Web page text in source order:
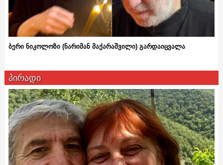
ბერი ნიკოლოზი (ნარიმან მაქარაშვილი) გარდაიცვალა
პირადი